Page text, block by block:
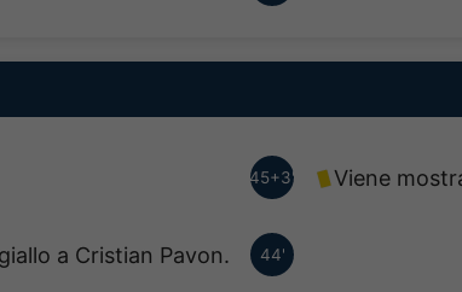
45+3' Viene
44'
a Cristian Pavon.